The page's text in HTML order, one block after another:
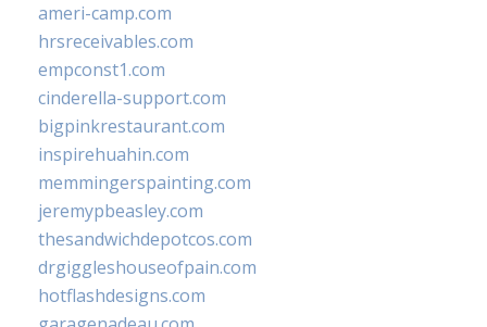
ameri-camp.com
hrsreceivables.com
empconst1.com
cinderella-support.com
bigpinkrestaurant.com
inspirehuahin.com
memmingerspainting.com
jeremypbeasley.com
thesandwichdepotcos.com
drgiggleshouseofpain.com
hotflashdesigns.com